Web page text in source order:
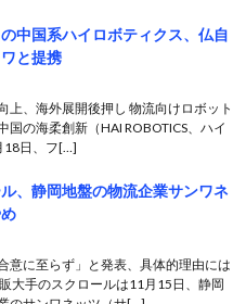
中国系ハイロボティクス、仏自
と提携
上、海外展開後押し 物流向けロボット
国の海柔創新（HAI ROBOTICS、ハイ
18日、フ[…]
、静岡地盤の物流企業サンワネ
意に至らず」と発表、具体的理由には
大手のスクロールは11月15日、静岡